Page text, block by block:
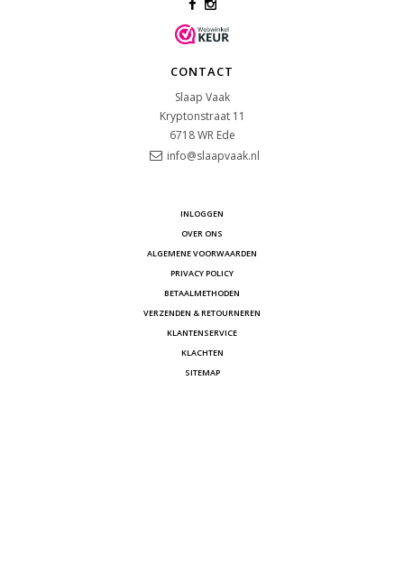
CONTACT
Slaap Vaak
Kryptonstraat 11
6718 WR Ede
info@slaapvaak.nl
INLOGGEN
OVER ONS
ALGEMENE VOORWAARDEN
PRIVACY POLICY
BETAALMETHODEN
VERZENDEN & RETOURNEREN
KLANTENSERVICE
KLACHTEN
SITEMAP